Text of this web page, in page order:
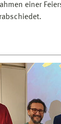
einer